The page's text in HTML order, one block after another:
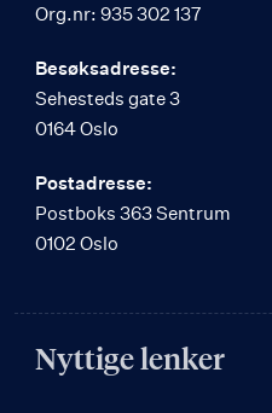
Org.nr: 935 302 137
Besøksadresse:
Sehesteds gate 3
0164 Oslo
Postadresse:
Postboks 363 Sentrum
0102 Oslo
Nyttige lenker